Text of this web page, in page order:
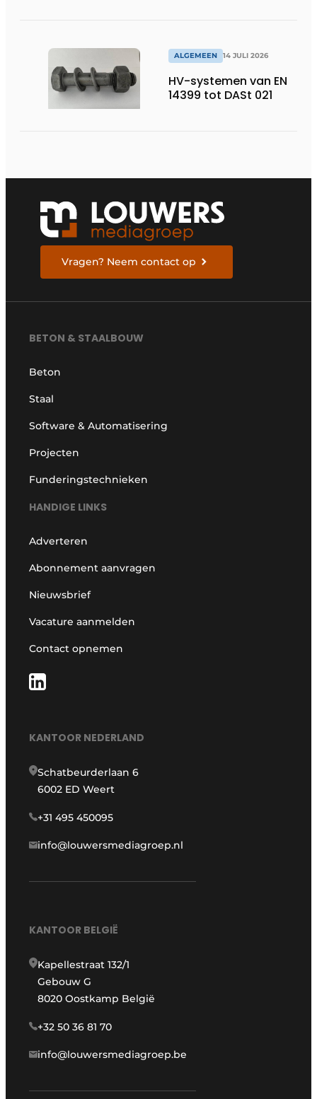
ALGEMEEN 14 JULI 2026
HV-systemen van EN
14399 tot DASt 021
Vragen? Neem contact op
BETON & STAALBOUW
Beton
Staal
Software & Automatisering
Projecten
Funderingstechnieken
HANDIGE LINKS
Adverteren
Abonnement aanvragen
Nieuwsbrief
Vacature aanmelden
Contact opnemen
KANTOOR NEDERLAND
Schatbeurderlaan 6
6002 ED Weert
+31 495 450095
info@louwersmediagroep.nl
KANTOOR BELGIË
Kapellestraat 132/1
Gebouw G
8020 Oostkamp België
+32 50 36 81 70
info@louwersmediagroep.be